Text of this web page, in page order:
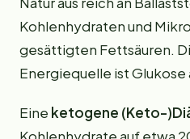
Kohlenhydraten und
gesättigten Fettsäuren.
Energiequelle ist Glukose
Eine ketogene (Keto-